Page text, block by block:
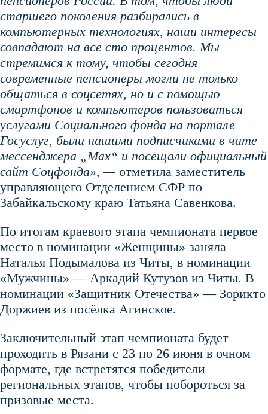
старшего поколения разбирались в
компьютерных технологиях, наши интересы
совпадают на все сто процентов. Мы
стремимся к тому, чтобы сегодня
современные пенсионеры могли не только
общаться в соцсетях, но и с помощью
смартфонов и компьютеров пользоваться
услугами Социального фонда на портале
Госуслуг, были нашими подписчиками в чате
мессенджера „Мах“ и посещали официальный
сайт Соцфонда», — отметила заместитель
управляющего Отделением СФР по
Забайкальскому краю Татьяна Савенкова.
По итогам краевого этапа чемпионата первое
место в номинации «Женщины» заняла
Наталья Подымалова из Читы, в номинации
«Мужчины» — Аркадий Кутузов из Читы. В
номинации «Защитник Отечества» — Зорикто
Доржиев из посёлка Агинское.
Заключительный этап чемпионата будет
проходить в Рязани с 23 по 26 июня в очном
формате, где встретятся победители
региональных этапов, чтобы побороться за
призовые места.